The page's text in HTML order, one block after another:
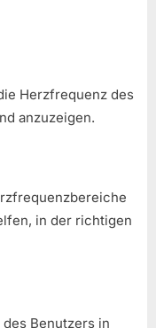
Herzfrequenz des
anzuzeigen.
in der richtigen
Benutzers in